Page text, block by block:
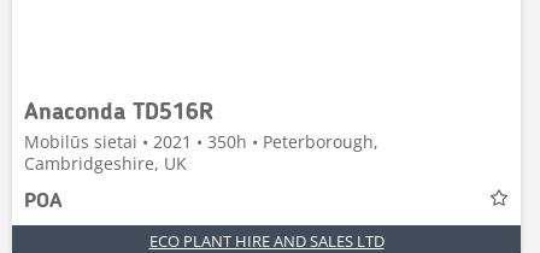
Anaconda TD516R
Mobilūs sietai • 2021 • 350h • Peterborough,
Cambridgeshire, UK
POA
ECO PLANT HIRE AND SALES LTD